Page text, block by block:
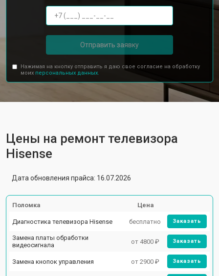
Отправить заявку
Нажимая на кнопку отправить я даю свое согласие на обработку
моих персональных данных.
Цены на ремонт телевизора
Hisense
Дата обновления прайса: 16.07.2026
Поломка Цена
Диагностика телевизора Hisense бесплатно Заказать
Замена платы обработки
видеосигнала
от 4800 ₽ Заказать
Замена кнопок управления от 2900 ₽ Заказать